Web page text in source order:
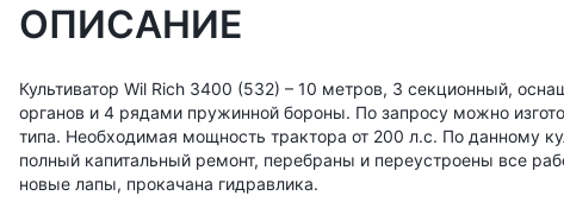
ОПИСАНИЕ
Культиватор Wil Rich 3400 (532) – 10 метров, 3 секционный,
органов и 4 рядами пружинной бороны. По запросу можно
типа. Необходимая мощность трактора от 200 л.с. По данному
полный капитальный ремонт, перебраны и переустроены все
новые лапы, прокачана гидравлика.